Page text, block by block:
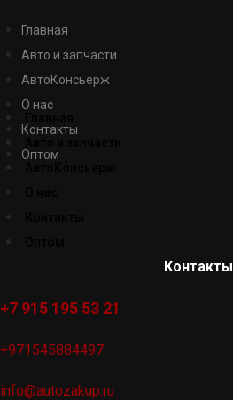
Главная
Авто и запчасти
АвтоКонсьерж
О нас
Контакты
Оптом
Контакты
+7 915 195 53 21
+971545884497
info@autozakup.ru